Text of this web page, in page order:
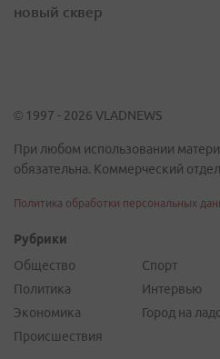
новый сквер
© 1997 - 2026 VLADNEWS
При любом использовании
обязательна. Коммерческий
Политика обработки персональных
Рубрики
Общество
Политика
Экономика
Происшествия
Спорт
Интервью
Город на